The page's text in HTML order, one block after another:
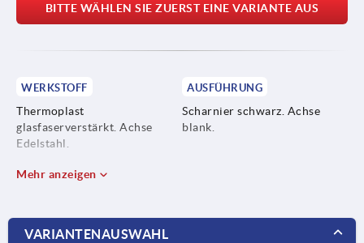
BITTE WÄHLEN SIE ZUERST EINE VARIANTE AUS
WERKSTOFF
Thermoplast
glasfaserverstärkt. Achse
Edelstahl.
AUSFÜHRUNG
Scharnier schwarz. Achse
blank.
Mehr anzeigen
VARIANTENAUSWAHL